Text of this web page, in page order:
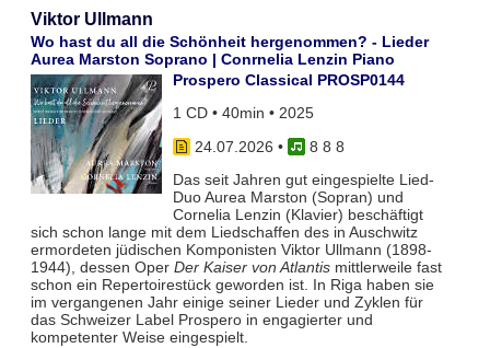
Viktor Ullmann
Wo hast du all die Schönheit hergenommen? - Lieder
Aurea Marston Soprano | Conrnelia Lenzin Piano
Prospero Classical PROSP0144
1 CD • 40min • 2025
24.07.2026 •
8 8 8
Das seit Jahren gut eingespielte Lied-
Duo Aurea Marston (Sopran) und
Cornelia Lenzin (Klavier) beschäftigt
sich schon lange mit dem Liedschaffen des in Auschwitz
ermordeten jüdischen Komponisten Viktor Ullmann (1898-
1944), dessen Oper Der Kaiser von Atlantismittlerweile fast
schon ein Repertoirestück geworden ist. In Riga haben sie
im vergangenen Jahr einige seiner Lieder und Zyklen für
das Schweizer Label Prospero in engagierter und
kompetenter Weise eingespielt.